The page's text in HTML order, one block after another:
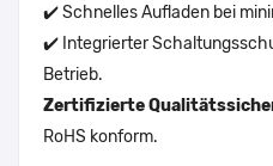
✔️ Schnelles Aufladen bei
✔️ Integrierter
Betrieb.
Zertifizierte
RoHS konform.